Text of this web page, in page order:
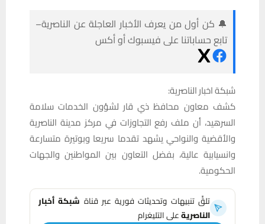
🔔 كن أول من يعرف الأخبار العاجلة عن الناصرية–
تابع حساباتنا على فيسبوك أو أكس
شبكة اخبار الناصرية:
كشف معاون محافظ ذي قار لشؤون الخدمات سلامة
السرهيد، أن ملف رفع التجاوزات في مركز مدينة الناصرية
والأقضية والنواحي يشهد تقدما سريعا وبوتيرة متسارعة
وانسيابية عالية، بفضل التعاون بين المواطنين والجهات
الحكومية.
تلقَّ تنبيهات وتحديثات فورية عبر قناة شبكة أخبار
الناصريةعلى التليغرام